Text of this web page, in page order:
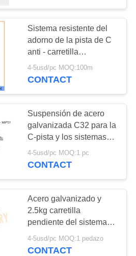
Sistema resistente del
adorno de la pista de C
anti - carretilla
CCC/ISO/CE del cable
de la explosión
4-5usd/pc MOQ:100m
CONTACT
Suspensión de acero
galvanizada C32 para la
C-pista y los sistemas
de cable de acero del
adorno del soporte del
4-5usd/pc MOQ:1 pc
CONTACT
Acero galvanizado y
2.5kg carretilla
pendiente del sistema
C32 del adorno de la
pista del peso C para el
4-5usd/pc MOQ:1 pedazo
CONTACT